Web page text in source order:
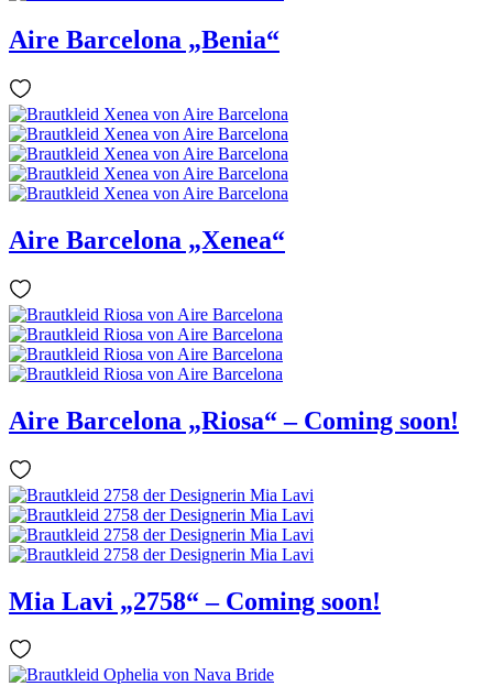
Aire Barcelona „Benia“
Aire Barcelona „Xenea“
Aire Barcelona „Riosa“ – Coming soon!
Mia Lavi „2758“ – Coming soon!